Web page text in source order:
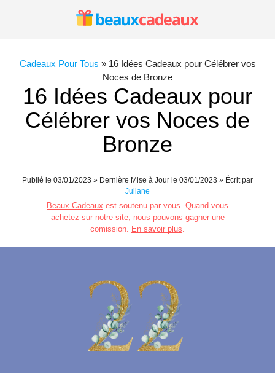
Cadeaux Pour Tous » 16 Idées Cadeaux pour Célébrer vos
Noces de Bronze
16 Idées Cadeaux pour
Célébrer vos Noces de
Bronze
Publié le 03/01/2023 » Dernière Mise à Jour le 03/01/2023 » Écrit par
Juliane
Beaux Cadeaux est soutenu par vous. Quand vous
achetez sur notre site, nous pouvons gagner une
comission. En savoir plus.